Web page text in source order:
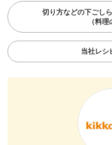
切り方などの下ごし
（料理
当社レシ